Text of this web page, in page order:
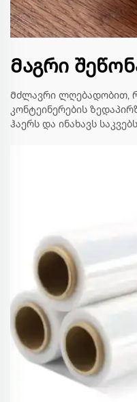
Მაგრი
Მძლავრი ლღებადობით,
კონტეინერების
ჰაერს და ინახავს